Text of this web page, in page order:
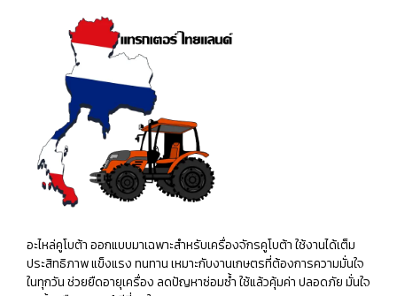
อะไหล่คูโบต้า ออกแบบมาเฉพาะสำหรับเครื่องจักรคูโบต้า ใช้งานได้เต็ม
ประสิทธิภาพ แข็งแรง ทนทาน เหมาะกับงานเกษตรที่ต้องการความมั่นใจ
ในทุกวัน ช่วยยืดอายุเครื่อง ลดปัญหาซ่อมซ้ำ ใช้แล้วคุ้มค่า ปลอดภัย มั่นใจ